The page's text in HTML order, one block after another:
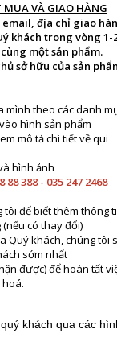
VÀ GIAO HÀNG
địa chỉ giao
khách trong vòng 1-
một sản phẩm.
sở hữu của sản
mình theo các danh
hình sản phẩm
mô tả chi tiết về qui
hình ảnh
88 388 - 035 247 2468-
tôi để biết thêm thông
có thay đổi)
Quý khách, chúng tôi
sớm nhất
được) để hoàn tất
khách qua các